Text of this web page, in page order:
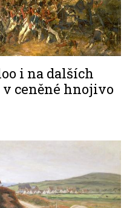
i na dalších
ceněné hnojivo